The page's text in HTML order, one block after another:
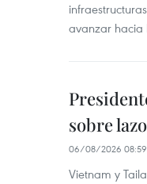
avanzar hacia
sobre
06/08/2026 08:59
Vietnam y